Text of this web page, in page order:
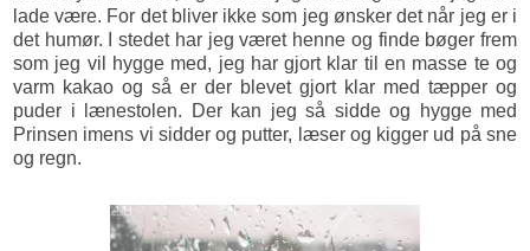
lade være. For det bliver ikke som jeg ønsker det når jeg er i
det humør. I stedet har jeg været henne og finde bøger frem
som jeg vil hygge med, jeg har gjort klar til en masse te og
varm kakao og så er der blevet gjort klar med tæpper og
puder i lænestolen. Der kan jeg så sidde og hygge med
Prinsen imens vi sidder og putter, læser og kigger ud på sne
og regn.